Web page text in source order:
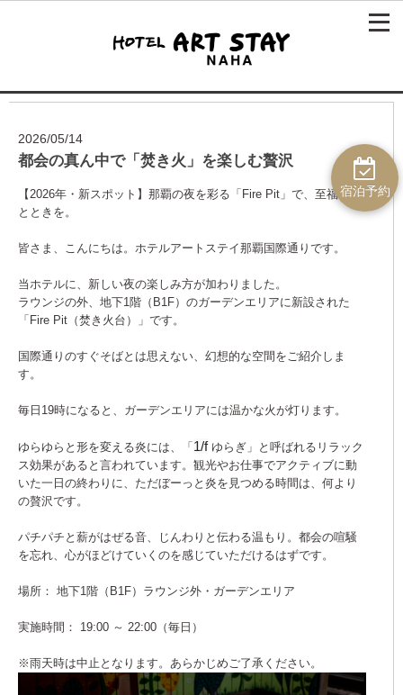
2026/05/14
都会の真ん中で「焚き火」を楽しむ贅沢
【2026年・新スポット】那覇の夜を彩る「Fire Pit」で、至福のひ
とときを。
皆さま、こんにちは。ホテルアートステイ那覇国際通りです。
当ホテルに、新しい夜の楽しみ方が加わりました。
ラウンジの外、地下1階（B1F）のガーデンエリアに新設された
「Fire Pit（焚き火台）」です。
国際通りのすぐそばとは思えない、幻想的な空間をご紹介しま
す。
毎日19時になると、ガーデンエリアには温かな火が灯ります。
ゆらゆらと形を変える炎には、「 1/fゆらぎ」と呼ばれるリラック
ス効果があると言われています。観光やお仕事でアクティブに動
いた一日の終わりに、ただぼーっと炎を見つめる時間は、何より
の贅沢です。
パチパチと薪がはぜる音、じんわりと伝わる温もり。都会の喧騒
を忘れ、心がほどけていくのを感じていただけるはずです。
場所： 地下1階（B1F）ラウンジ外・ガーデンエリア
実施時間： 19:00 ～ 22:00（毎日）
※雨天時は中止となります。あらかじめご了承ください。
宿泊予約